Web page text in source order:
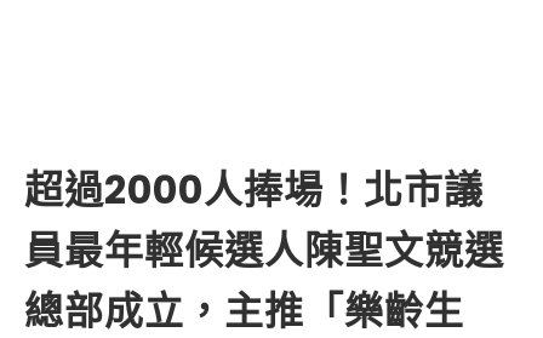
超過2000人捧場！北市議
員最年輕候選人陳聖文競選
總部成立，主推「樂齡生